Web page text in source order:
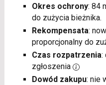
Okres ochrony: 84
do zużycia bieżnika.
Rekompensata:
proporcjonalny do
Czas rozpatrzenia:
zgłoszenia
Dowód zakupu: nie